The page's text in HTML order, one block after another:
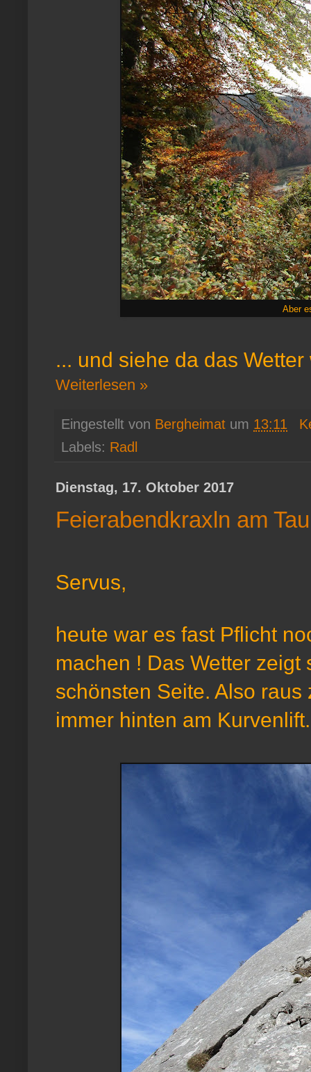
Aber
... und siehe da das
Weiterlesen »
Eingestellt von Bergheimat um 13:11
Labels: Radl
Dienstag, 17. Oktober 2017
Feierabendkraxln am
Servus,
heute war es fast Pflicht
machen ! Das Wetter
schönsten Seite. Also
immer hinten am